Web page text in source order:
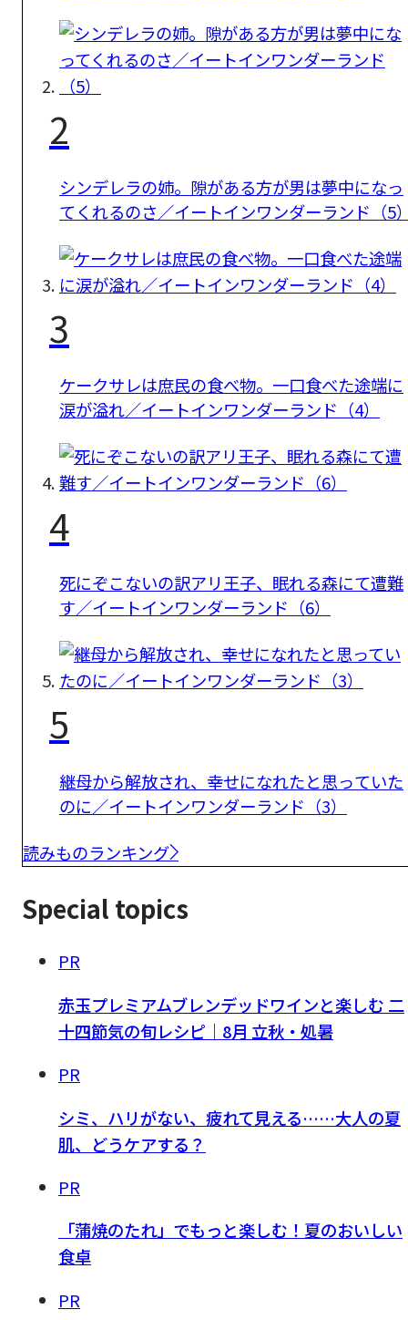
2
シンデレラの姉。隙がある方が男は夢中になっ
てくれるのさ／イートインワンダーランド（5
3
ケークサレは庶民の食べ物。一口食べた途端に
涙が溢れ／イートインワンダーランド（4）
4
死にぞこないの訳アリ王子、眠れる森にて遭難
す／イートインワンダーランド（6）
5
継母から解放され、幸せになれたと思っていた
のに／イートインワンダーランド（3）
読みものランキング
Special topics
PR
赤玉プレミアムブレンデッドワインと楽しむ 二
十四節気の旬レシピ｜8月 立秋・処暑
PR
シミ、ハリがない、疲れて見える……大人の夏
肌、どうケアする？
PR
「蒲焼のたれ」でもっと楽しむ！夏のおいしい
食卓
PR